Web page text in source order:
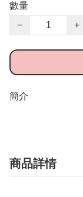
數量
−
+
簡介
商品詳情